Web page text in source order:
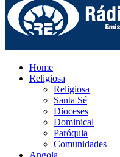
Home
Religiosa
Religiosa
Santa Sé
Dioceses
Dominical
Paróquia
Comunidades
Angola